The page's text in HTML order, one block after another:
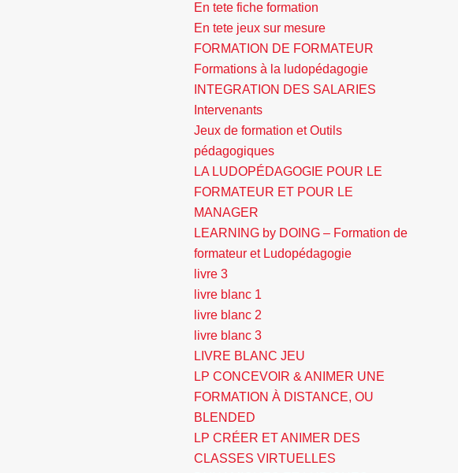
En tete fiche formation
En tete jeux sur mesure
FORMATION DE FORMATEUR
Formations à la ludopédagogie
INTEGRATION DES SALARIES
Intervenants
Jeux de formation et Outils
pédagogiques
LA LUDOPÉDAGOGIE POUR LE
FORMATEUR ET POUR LE
MANAGER
LEARNING by DOING – Formation de
formateur et Ludopédagogie
livre 3
livre blanc 1
livre blanc 2
livre blanc 3
LIVRE BLANC JEU
LP CONCEVOIR & ANIMER UNE
FORMATION À DISTANCE, OU
BLENDED
LP CRÉER ET ANIMER DES
CLASSES VIRTUELLES